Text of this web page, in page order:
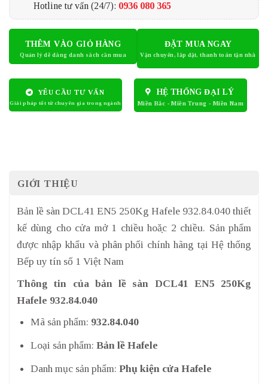
Hotline tư vấn (24/7): 0936 080 365
THÊM VÀO GIỎ HÀNG ĐẶT MUA NGAY
YÊU CẦU TƯ VẤN HỆ THỐNG ĐẠI LÝ
GIỚI THIỆU
Bản lề sàn DCL41 EN5 250Kg Hafele 932.84.040 thiết
kế dùng cho cửa mở 1 chiều hoặc 2 chiều. Sản phẩm
được nhập khẩu và phân phối chính hãng tại Hệ thống
Bếp uy tín số 1 Việt Nam
Thông tin của bản lề sàn DCL41 EN5 250Kg
Hafele 932.84.040
Mã sản phẩm: 932.84.040
Loại sản phẩm: Bản lề Hafele
Danh mục sản phẩm: Phụ kiện cửa Hafele